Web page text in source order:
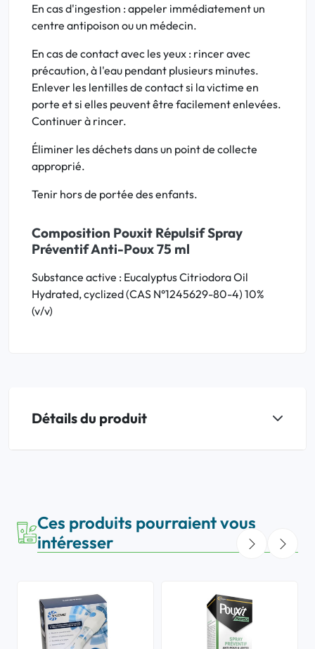
En cas d'ingestion : appeler immédiatement un
centre antipoison ou un médecin.
En cas de contact avec les yeux : rincer avec
précaution, à l'eau pendant plusieurs minutes.
Enlever les lentilles de contact si la victime en
porte et si elles peuvent être facilement enlevées.
Continuer à rincer.
Éliminer les déchets dans un point de collecte
approprié.
Tenir hors de portée des enfants.
Composition Pouxit Répulsif Spray
Préventif Anti-Poux 75 ml
Substance active : Eucalyptus Citriodora Oil
Hydrated, cyclized (CAS N°1245629-80-4) 10%
(v/v)
Détails du produit
Ces produits pourraient vous
intéresser